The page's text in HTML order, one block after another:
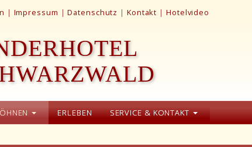
| Impressum |Datenschutz | Kontakt | Hotelvideo
ERLEBEN SERVICE & KONTAKT